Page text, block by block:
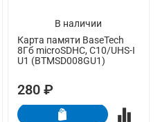
В наличии
Карта памяти BaseTech
8Гб microSDHC, C10/UHS-I
U1 (BTMSD008GU1)
280 ₽